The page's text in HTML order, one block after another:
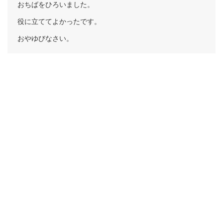
おちばをひろいました。
役に立ててよかったです。
おやゆびなさい。